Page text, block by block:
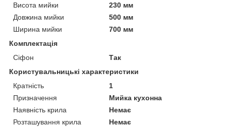
Висота мийки
230 мм
Довжина мийки
500 мм
Ширина мийки
700 мм
Комплектація
Сіфон
Так
Користувальницькі характеристики
Кратність
1
Призначення
Мийка кухонна
Наявність крила
Немає
Розташування крила
Немає